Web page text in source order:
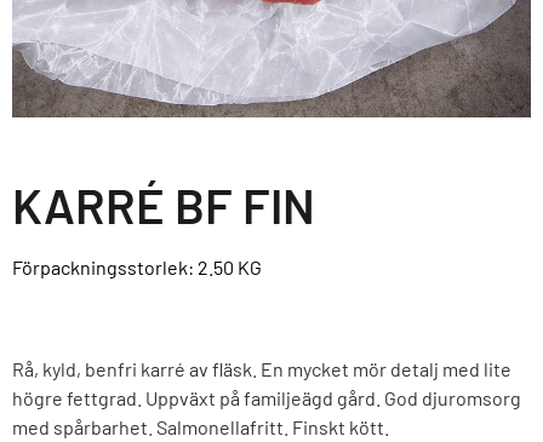
KARRÉ BF FIN
Förpackningsstorlek: 2.50 KG
Rå, kyld, benfri karré av fläsk. En mycket mör detalj med lite
högre fettgrad. Uppväxt på familjeägd gård. God djuromsorg
med spårbarhet. Salmonellafritt. Finskt kött.